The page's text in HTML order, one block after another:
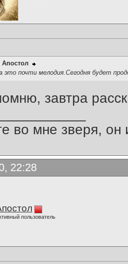
Апостол
это почти мелодия.Сегодня будет
завтра
во мне зверя, он
22:28
пользователь